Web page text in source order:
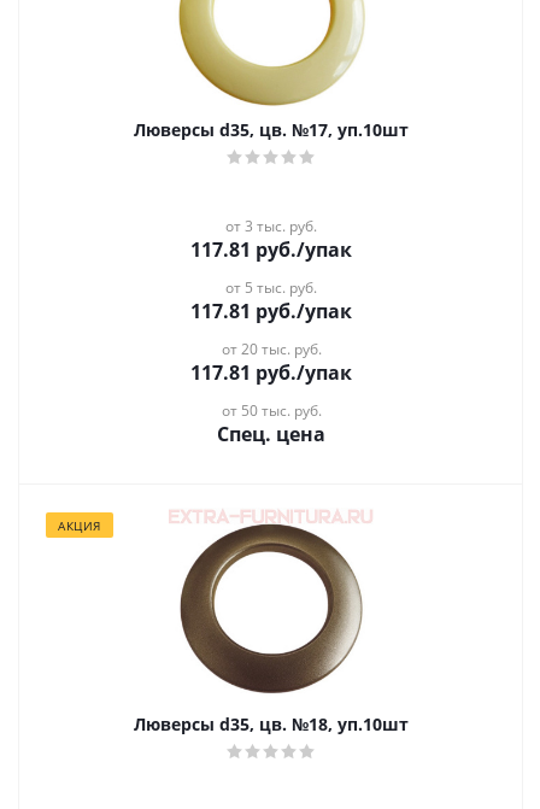
Люверсы d35, цв. №17, уп.10шт
от 3 тыс. руб.
117.81 руб./упак
от 5 тыс. руб.
117.81 руб./упак
от 20 тыс. руб.
117.81 руб./упак
от 50 тыс. руб.
Спец. цена
АКЦИЯ
Люверсы d35, цв. №18, уп.10шт